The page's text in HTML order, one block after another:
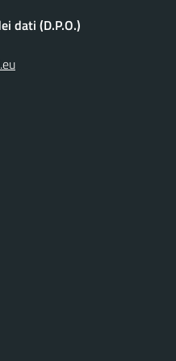
dati (D.P.O.)